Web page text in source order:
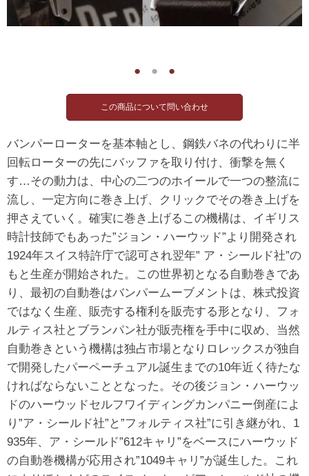
● ● ●
バンパーローターを基本軸とし、鋼鉄バネの代わりに半
回転ローターの先にバッファを取り付け、衝撃を無く
す…その動力は、中心の二つのホイールで一つの整流に
流し、一定方向に巻き上げ、クリックでその巻き上げを
押さえていく。確実に巻き上げるこの機構は、イギリス
時計技師でもあった”ジョン・ハーウッド”より開発され
1924年スイス特許庁で認可され翌年” ア・シールド社”の
もと生産が開始された。この世界初となる自動巻きであ
り、最初の自動巻はバンパームーブメントは、株式投資
ではなく生産、販売する権利を販売する形となり、フォ
ルティス社とブランパン社が販売権を手中に収め、当然
自動巻きという機構は独占市場となりロレックスが独自
で開発したパーペーチュアル誕生までの10年近く待たな
ければならないこととなった。その後ジョン・ハーウッ
ドのハーウッドセルフワイディングカンパニー倒産によ
り”ア・シールド社”と”フォルティス社”に引き継がれ、1
935年、ア・シールド”612キャリ”をベースにハーウッド
の自動巻機構が応用され”1049キャリ”が誕生した。これ